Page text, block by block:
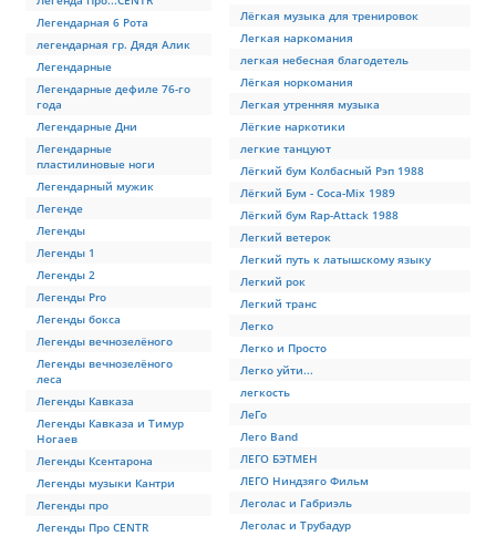
Легендарная 6 Рота
легендарная гр. Дядя Алик
Легендарные
Легендарные дефиле 76-го
года
Легендарные Дни
Легендарные
пластилиновые ноги
Легендарный мужик
Легенде
Легенды
Легенды 1
Легенды 2
Легенды Pro
Легенды бокса
Легенды вечнозелёного
Легенды вечнозелёного
леса
Легенды Кавказа
Легенды Кавказа и Тимур
Ногаев
Легенды Ксентарона
Легенды музыки Кантри
Легенды про
Легенды Про CENTR
Лёгкая музыка для тренировок
Легкая наркомания
легкая небесная благодетель
Лёгкая норкомания
Легкая утренняя музыка
Лёгкие наркотики
легкие танцуют
Лёгкий бум Колбасный Рэп 1988
Лёгкий Бум - Coca-Mix 1989
Лёгкий бум Rap-Attack 1988
Легкий ветерок
Легкий путь к латышскому языку
Легкий рок
Легкий транс
Легко
Легко и Просто
Легко уйти...
легкость
ЛеГо
Лего Band
ЛЕГО БЭТМЕН
ЛЕГО Ниндзяго Фильм
Леголас и Габриэль
Леголас и Трубадур